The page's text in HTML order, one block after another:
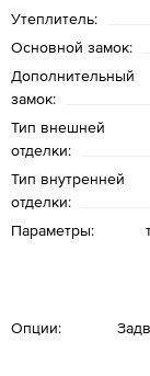
Утеплитель:
Основной замок:
Дополнительный
замок:
Тип внешней
отделки:
Тип внутренней
отделки:
Параметры:
Опции: